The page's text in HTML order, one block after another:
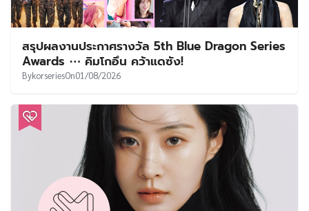
สรุปผลงานประกาศรางวัล 5th Blue Dragon Series
Awards ⋯ คิมโกอึน คว้าแดซัง!
BykorseriesOn01/08/2026